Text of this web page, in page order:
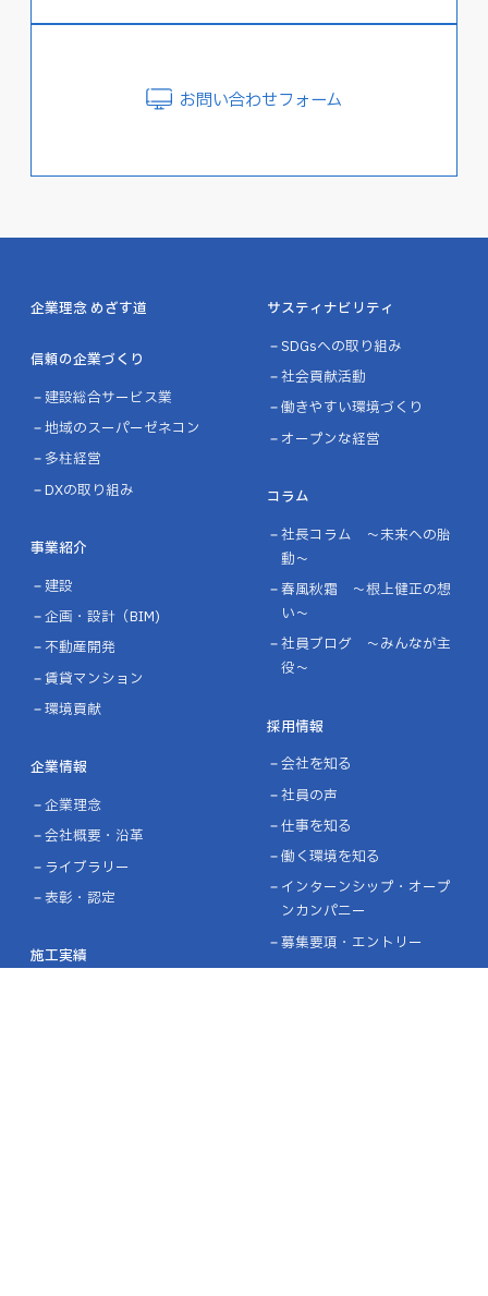
お問い合わせフォーム
企業理念 めざす道
信頼の企業づくり
建設総合サービス業
地域のスーパーゼネコン
多柱経営
DXの取り組み
事業紹介
建設
企画・設計（BIM)
不動産開発
賃貸マンション
環境貢献
企業情報
企業理念
会社概要・沿革
ライブラリー
表彰・認定
施工実績
サスティナビリティ
SDGsへの取り組み
社会貢献活動
働きやすい環境づくり
オープンな経営
コラム
社長コラム ～未来への胎
動～
春風秋霜 ～根上健正の想
い～
社員ブログ ～みんなが主
役～
採用情報
会社を知る
社員の声
仕事を知る
働く環境を知る
インターンシップ・オープ
ンカンパニー
募集要項・エントリー